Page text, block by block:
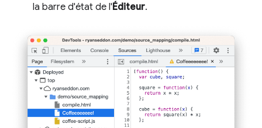
la barre d'état de l'Éditeur.